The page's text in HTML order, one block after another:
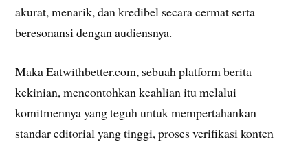
akurat, menarik, dan kredibel secara cermat serta
beresonansi dengan audiensnya.
Maka Eatwithbetter.com, sebuah platform berita
kekinian, mencontohkan keahlian itu melalui
komitmennya yang teguh untuk mempertahankan
standar editorial yang tinggi, proses verifikasi konten